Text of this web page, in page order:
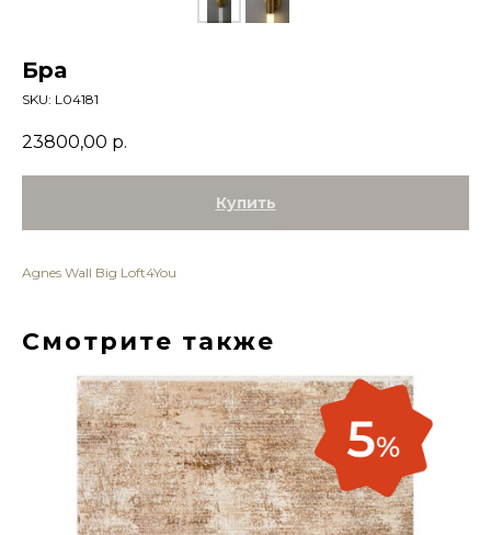
Бра
SKU: L04181
23800,00 р.
Купить
Agnes Wall Big Loft4You
Смотрите также